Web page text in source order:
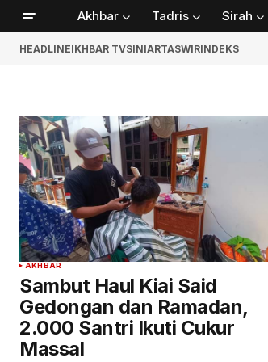
Akhbar Tadris Sirah
HEADLINEIKHBAR TVSINIARTASWIRINDEKS
AKHBAR
Sambut Haul Kiai Said
Gedongan dan Ramadan,
2.000 Santri Ikuti Cukur
Massal